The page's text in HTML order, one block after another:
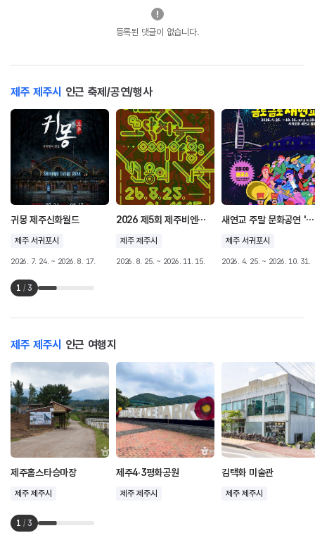
등록된 댓글이 없습니다.
제주 제주시 인근 축제/공연/행사
귀몽 제주신화월드
제주 서귀포시
2026. 7. 24. ~ 2026. 8. 17.
2026 제5회 제주비엔날레 허끄곡 모닥치곡 이야홍 : 변용의 기술
제주 제주시
2026. 8. 25. ~ 2026. 11. 15.
새연교 주말 문화공연 '금토금토 새연쇼'
제주 서귀포시
2026. 4. 25. ~ 2026. 10. 31.
1 / 3
제주 제주시 인근 여행지
제주홀스타승마장
제주 제주시
제주4·3평화공원
제주 제주시
김택화 미술관
제주 제주시
1 / 3